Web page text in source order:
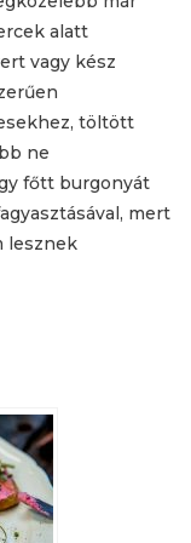
alatt
vagy kész
töltött
ne
főtt burgonyát
mert
lesznek